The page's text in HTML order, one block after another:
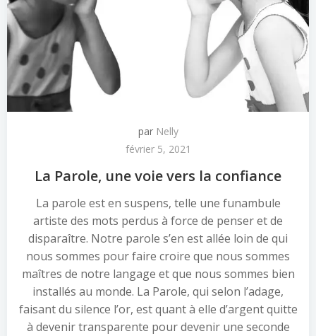
par Nelly
février 5, 2021
La Parole, une voie vers la confiance
La parole est en suspens, telle une funambule
artiste des mots perdus à force de penser et de
disparaître. Notre parole s’en est allée loin de qui
nous sommes pour faire croire que nous sommes
maîtres de notre langage et que nous sommes bien
installés au monde. La Parole, qui selon l’adage,
faisant du silence l’or, est quant à elle d’argent quitte
à devenir transparente pour devenir une seconde